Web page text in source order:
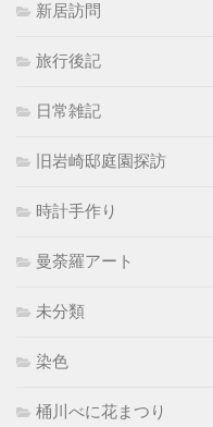
新居訪問
旅行後記
日常雑記
旧岩崎邸庭園探訪
時計手作り
曼荼羅アート
未分類
染色
桶川べに花まつり